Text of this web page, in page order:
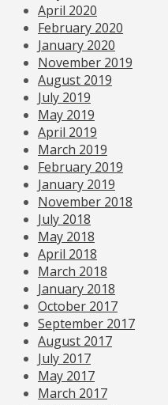
April 2020
February 2020
January 2020
November 2019
August 2019
July 2019
May 2019
April 2019
March 2019
February 2019
January 2019
November 2018
July 2018
May 2018
April 2018
March 2018
January 2018
October 2017
September 2017
August 2017
July 2017
May 2017
March 2017